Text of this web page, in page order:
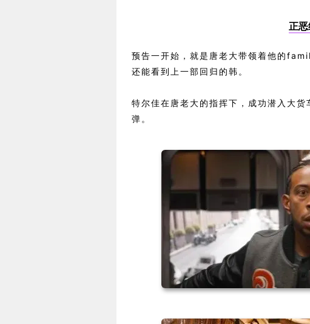
正
预告一开始，就是唐老大带领着他的
还能看到上一部回归的韩。
特尔佳在唐老大的指挥下，成功潜入大
弹。